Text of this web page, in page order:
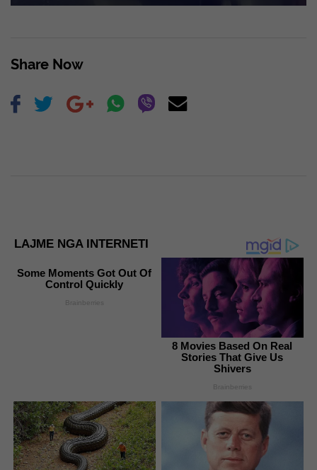
Share Now
LAJME NGA INTERNETI
Some Moments Got Out Of
Control Quickly
Brainberries
8 Movies Based On Real
Stories That Give Us
Shivers
Brainberries